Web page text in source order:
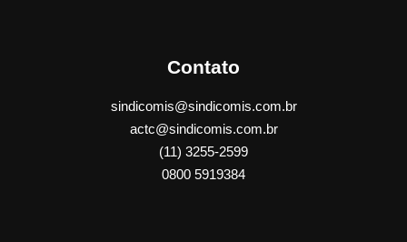
Contato
sindicomis@sindicomis.com.br
actc@sindicomis.com.br
(11) 3255-2599
0800 5919384